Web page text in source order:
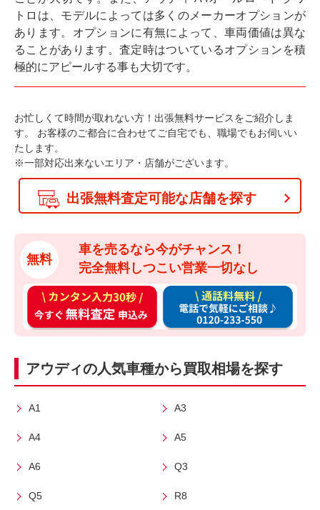
トロは、モデルによっては多くのメーカーオプションが
あります。オプションに有無によって、車両価値は異な
ることがあります。査定時はついているオプションを積
極的にアピールする事も大切です。
お忙しくて時間が取れない方！出張無料サービスをご紹介しま
す。
お客様のご都合に合わせてご自宅でも、職場でもお伺いい
たします。
※一部対応出来ないエリア・店舗がございます。
出張無料査定可能な店舗を探す
無料
車を売るなら今がチャンス！
完全無料しつこい営業一切なし
カ
ン
タ
入
力
3
秒
今
ぐ
通
料
料
お
電
で
気
に
アウディの人気車種から買取相場を探す
A1 A3
A4 A5
A6 Q3
Q5 R8